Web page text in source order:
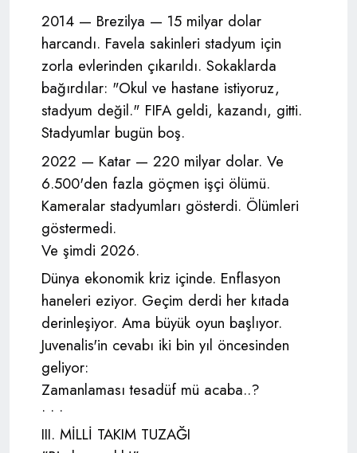
2014 — Brezilya — 15 milyar dolar
harcandı. Favela sakinleri stadyum için
zorla evlerinden çıkarıldı. Sokaklarda
bağırdılar: "Okul ve hastane istiyoruz,
stadyum değil." FIFA geldi, kazandı, gitti.
Stadyumlar bugün boş.
2022 — Katar — 220 milyar dolar. Ve
6.500'den fazla göçmen işçi ölümü.
Kameralar stadyumları gösterdi. Ölümleri
göstermedi.
Ve şimdi 2026.
Dünya ekonomik kriz içinde. Enflasyon
haneleri eziyor. Geçim derdi her kıtada
derinleşiyor. Ama büyük oyun başlıyor.
Juvenalis'in cevabı iki bin yıl öncesinden
geliyor:
Zamanlaması tesadüf mü acaba..?
• • •
III. MİLLİ TAKIM TUZAĞI